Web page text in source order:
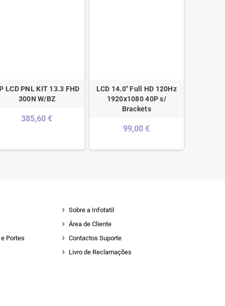
LCD PNL KIT 13.3 FHD
300N W/BZ
385,60 €
LCD 14.0" Full HD 120Hz
1920x1080 40P s/
Brackets
99,00 €
Portes
Sobre a Infotatil
Área de Cliente
Contactos Suporte
Livro de Reclamações